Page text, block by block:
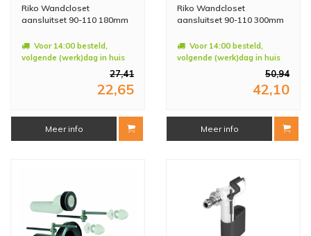
Riko Wandcloset
aansluitset 90-110 180mm
Voor 14:00 besteld,
volgende (werk)dag in huis
27,41
22,65
Meer info
Riko Wandcloset
aansluitset 90-110 300mm
Voor 14:00 besteld,
volgende (werk)dag in huis
50,94
42,10
Meer info